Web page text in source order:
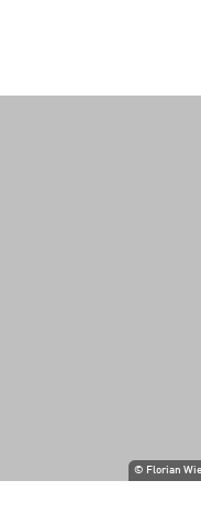
© Florian